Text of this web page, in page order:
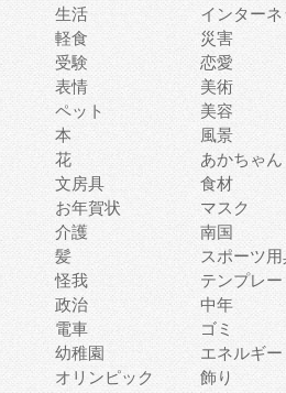
生活
インターネ
軽食
災害
受験
恋愛
表情
美術
ペット
美容
本
風景
花
あかちゃん
文房具
食材
お年賀状
マスク
介護
南国
髪
スポーツ
怪我
テンプレー
政治
中年
電車
ゴミ
幼稚園
エネルギー
オリンピック
飾り